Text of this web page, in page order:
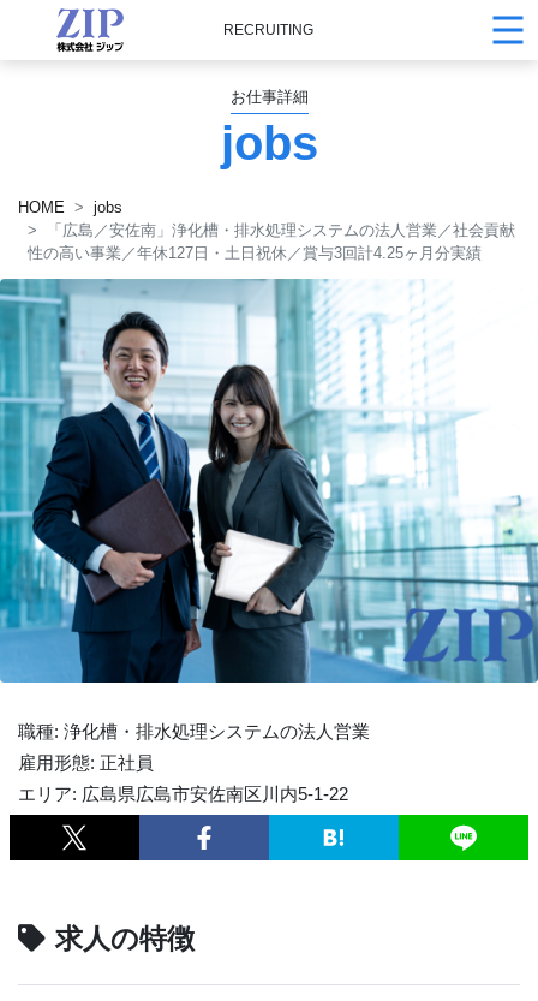
RECRUITING
お仕事詳細
jobs
HOME
jobs
「広島／安佐南」浄化槽・排水処理システムの法人営業／社会貢献
性の高い事業／年休127日・土日祝休／賞与3回計4.25ヶ月分実績
職種: 浄化槽・排水処理システムの法人営業
雇用形態: 正社員
エリア: 広島県広島市安佐南区川内5-1-22
求人の特徴